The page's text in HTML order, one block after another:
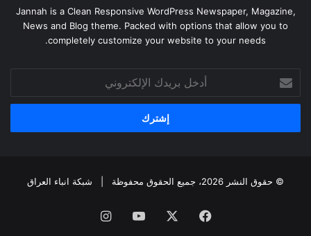
Jannah is a Clean Responsive WordPress Newspaper, Magazine,
News and Blog theme. Packed with options that allow you to
completely customize your website to your needs.
بريدك
الإلكتروني
© حقوق النشر 2026، جميع الحقوق محفوظة | شبكة انباء العراق
فيسبوك ‫YouTubeانستقرام